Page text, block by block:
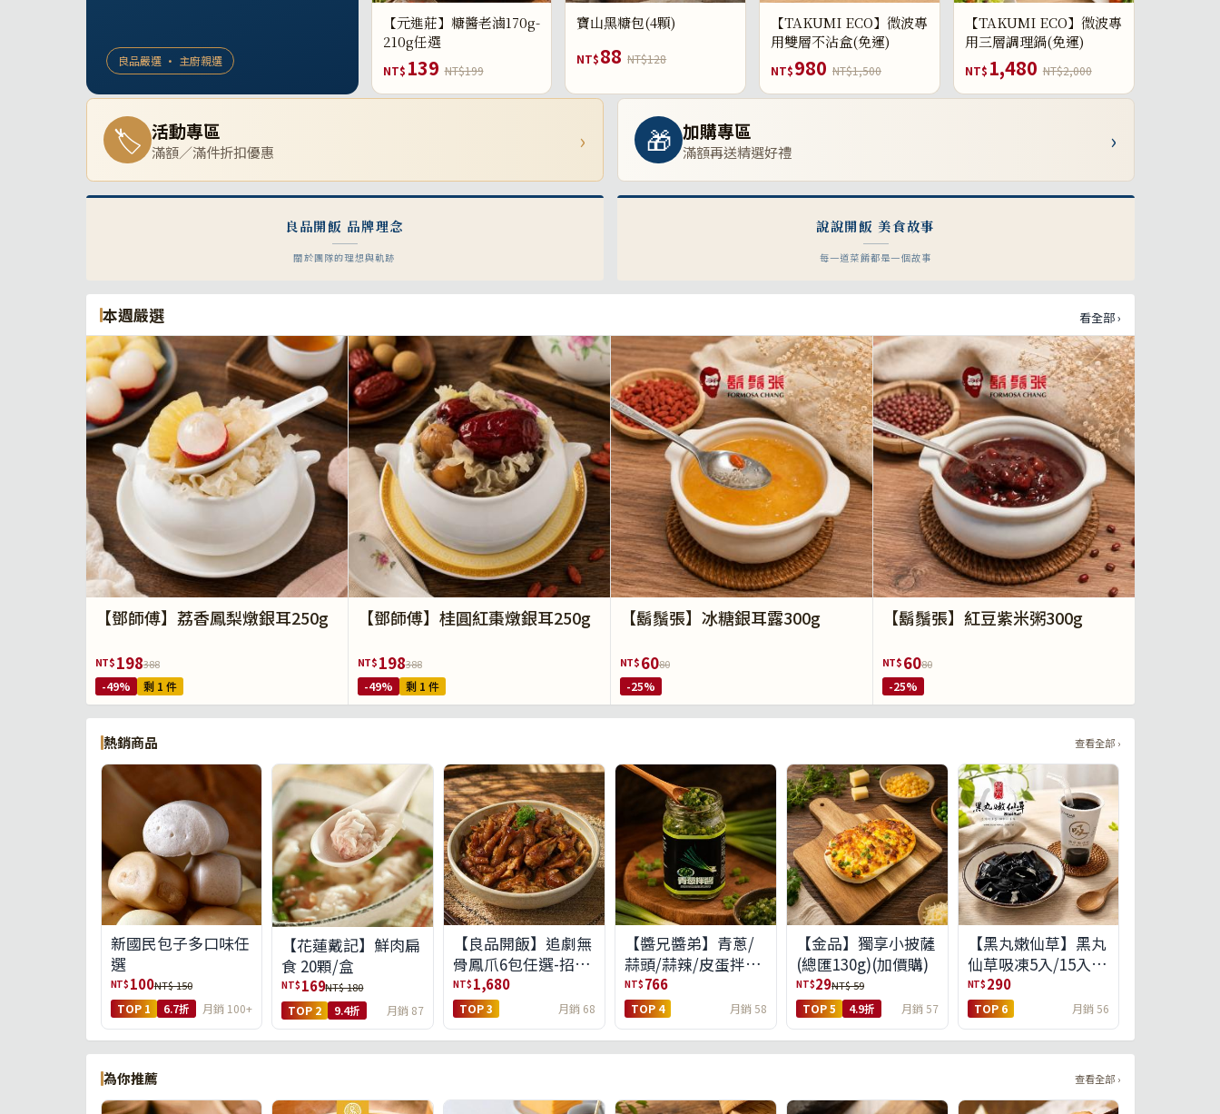
良品嚴選 · 主廚親選
【元進莊】糖醬老滷170g-
210g任選
NT$ 139 NT$199
寶山黑糖包(4顆)
NT$88 NT$128
【TAKUMI ECO】微波專
用雙層不沾盒(免運)
NT$980 NT$1,500
【TAKUMI ECO】微波專
用三層調理鍋(免運)
NT$ 1,480 NT$2,000
🏷 活動專區
滿額／滿件折扣優惠 › 🎁 加購專區
滿額再送精選好禮 ›
良品開飯 品牌理念
關於團隊的理想與軌跡
說說開飯 美食故事
每一道菜餚都是一個故事
本週嚴選 看全部 ›
【鄧師傅】荔香鳳梨燉銀耳250g
NT$198388
-49% 剩 1 件
【鄧師傅】桂圓紅棗燉銀耳250g
NT$198388
-49% 剩 1 件
【鬍鬚張】冰糖銀耳露300g
NT$6080
-25%
【鬍鬚張】紅豆紫米粥300g
NT$6080
-25%
熱銷商品 查看全部 ›
新國民包子多口味任
選
NT$ 100NT$ 150
TOP 1 6.7折 月銷 100+
【花蓮戴記】鮮肉扁
食 20顆/盒
NT$ 169NT$ 180
TOP 2 9.4折 月銷 87
【良品開飯】追劇無
骨鳳爪6包任選-招牌
原味/濃濃蒜香/過癮
麻辣(免運組)
NT$ 1,680
TOP 3 月銷 68
【醬兄醬弟】青蔥/
蒜頭/蒜辣/皮蛋拌醬
4件任選(免運組)
NT$ 766
TOP 4 月銷 58
【金品】獨享小披薩
(總匯130g)(加價購)
NT$29NT$ 59
TOP 5 4.9折 月銷 57
【黑丸嫩仙草】黑丸
仙草吸凍5入/15入
(免運)(預購中8/14出
貨)
NT$ 290
TOP 6 月銷 56
為你推薦 查看全部 ›